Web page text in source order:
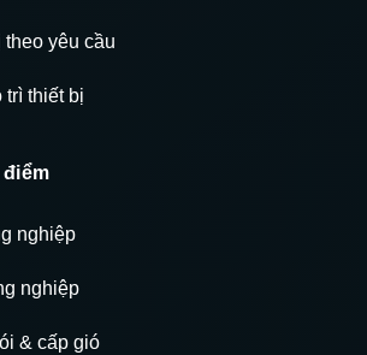
theo yêu cầu
trì thiết bị
nghiệp
nghiệp
& cấp gió